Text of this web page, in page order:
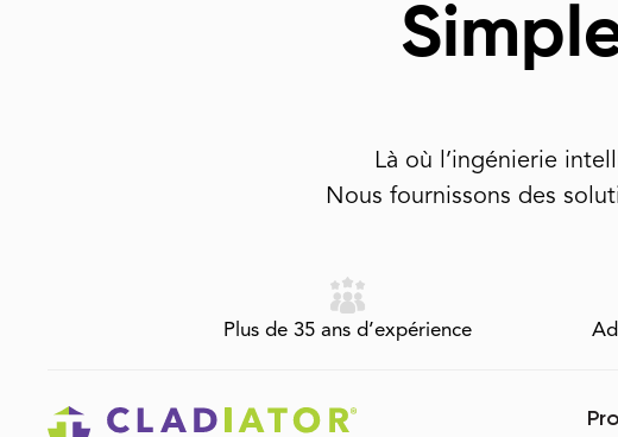
Là où l’ingénierie
Nous fournissons des
Plus de 35 ans d’expérience